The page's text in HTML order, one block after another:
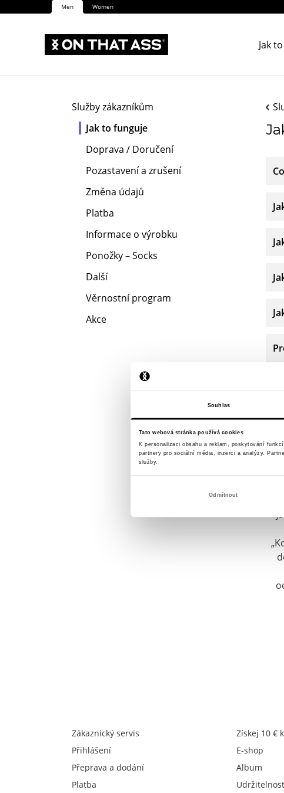
Souhlas
Tato webová stránka používá cookies
K personalizaci obsahu a reklam, poskytování
partnery pro sociální média, inzerci a analýzy.
služby.
Odmítnout
Men Women
Jak
Služby zákazníkům
Jak to funguje
Doprava / Doručení
Pozastavení a zrušení
Změna údajů
Platba
Informace o výrobku
Ponožky – Socks
Další
Věrnostní program
Akce
Zákaznický servis
Přihlášení
Přeprava a dodání
Platba
Získej 10 €
E-shop
Album
Udržitelnost